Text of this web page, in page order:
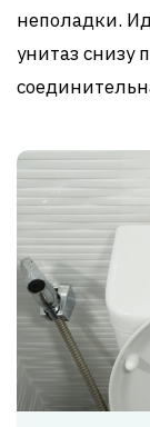
неполадки.
унитаз снизу